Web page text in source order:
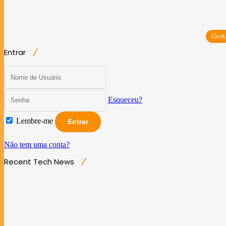
Geek
Entrar
Esqueceu?
Lembre-me Entrar
Não tem uma conta?
Recent Tech News